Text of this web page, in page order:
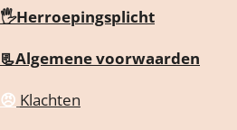
🖐️Herroepingsplicht
📃Algemene voorwaarden
😠 Klachten